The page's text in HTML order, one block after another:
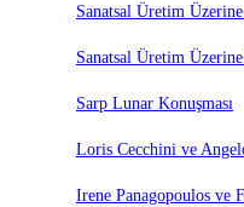
Sanatsal Üretim
Sanatsal Üretim
Sarp Lunar Konuşması
Loris Cecchini ve
Irene Panagopoulos ve